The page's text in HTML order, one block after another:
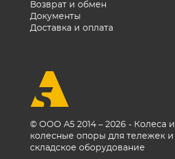
© ООО А5 2014 – 2026 - Колеса и
колесные опоры для тележек и
складское оборудование
Возврат и обмен
Документы
Доставка и оплата